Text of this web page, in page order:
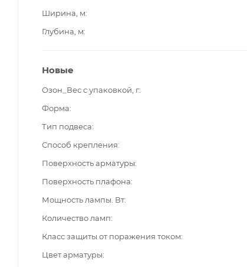
Ширина, м
Глубина, м
Новые
Озон_Вес с упаковкой, г
Форма
Тип подвеса
Способ крепления
Поверхность арматуры
Поверхность плафона
Мощность лампы. Вт
Количество ламп
Класс защиты от поражения током
Цвет арматуры